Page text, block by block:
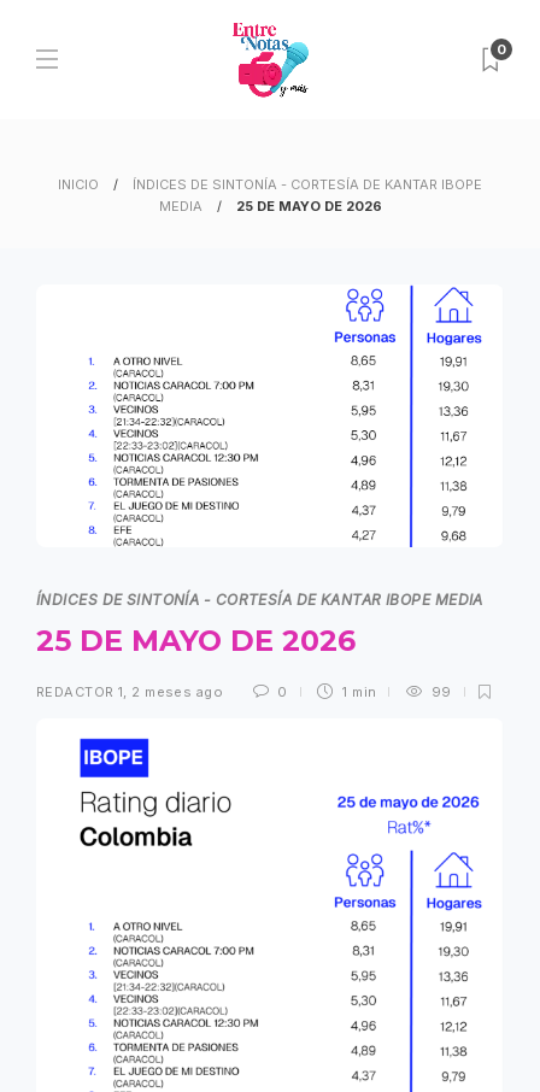
0
INICIO
ÍNDICES DE SINTONÍA - CORTESÍA DE KANTAR IBOPE
MEDIA
25 DE MAYO DE 2026
ÍNDICES DE SINTONÍA - CORTESÍA DE KANTAR IBOPE MEDIA
25 DE MAYO DE 2026
REDACTOR 1, 2 meses ago 0 1 min 99